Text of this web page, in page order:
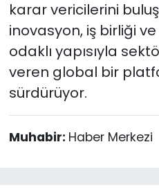
karar vericilerini
inovasyon, iş birliği
odaklı yapısıyla
veren global bir
sürdürüyor.
Muhabir: Haber Merkezi